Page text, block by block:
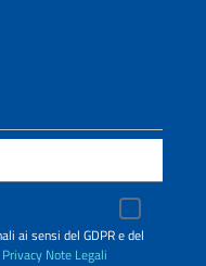
ai sensi del GDPR e del
Privacy Note Legali